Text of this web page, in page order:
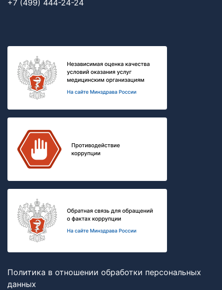
+7 (499) 444-24-24
Политика в отношении обработки персональных
данных